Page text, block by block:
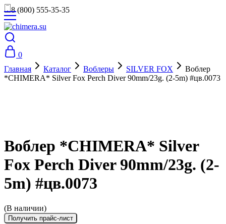
8 (800) 555-35-35
0
Главная
Каталог Воблеры SILVER FOX
Воблер
*CHIMERA* Silver Fox Perch Diver 90mm/23g. (2-5m) #цв.0073
Воблер *CHIMERA* Silver
Fox Perch Diver 90mm/23g. (2-
5m) #цв.0073
(В наличии)
Получить прайс-лист